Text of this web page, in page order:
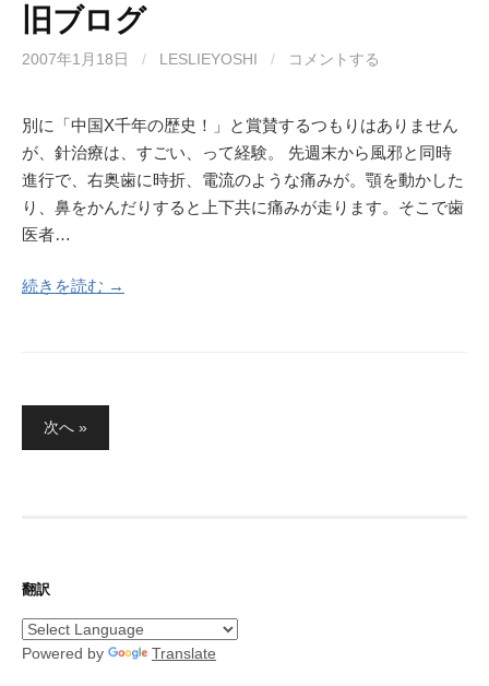
旧ブログ
2007年1月18日 / LESLIEYOSHI / コメントする
別に「中国X千年の歴史！」と賞賛するつもりはありません
が、針治療は、すごい、って経験。 先週末から風邪と同時
進行で、右奥歯に時折、電流のような痛みが。顎を動かした
り、鼻をかんだりすると上下共に痛みが走ります。そこで歯
医者…
続きを読む →
稿
ジ
り
次へ »
翻訳
Powered by Translate